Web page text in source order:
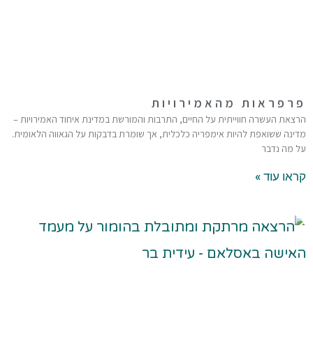
פרפראות מהאמירויות
הרצאת העשרה חווייתית על החיים, התרבות והמורשת במדינת איחוד האמירויות –
מדינה ששואפת להיות אימפריה כלכלית, אך שומרת בדבקות על הגאווה הלאומית.
על מה נדבר
קראו עוד »